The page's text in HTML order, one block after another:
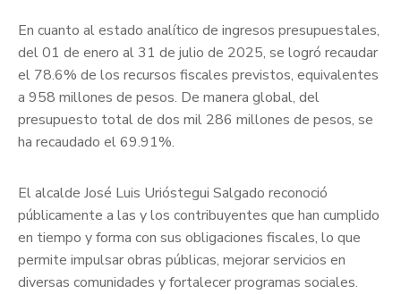
En cuanto al estado analítico de ingresos presupuestales,
del 01 de enero al 31 de julio de 2025, se logró recaudar
el 78.6% de los recursos fiscales previstos, equivalentes
a 958 millones de pesos. De manera global, del
presupuesto total de dos mil 286 millones de pesos, se
ha recaudado el 69.91%.
El alcalde José Luis Urióstegui Salgado reconoció
públicamente a las y los contribuyentes que han cumplido
en tiempo y forma con sus obligaciones fiscales, lo que
permite impulsar obras públicas, mejorar servicios en
diversas comunidades y fortalecer programas sociales.